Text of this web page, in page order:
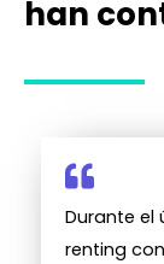
han
Durante el
renting